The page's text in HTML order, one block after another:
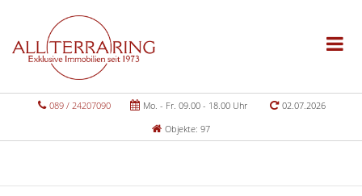
089 / 24207090 Mo. - Fr. 09.00 - 18.00 Uhr
02.07.2026
Objekte: 97